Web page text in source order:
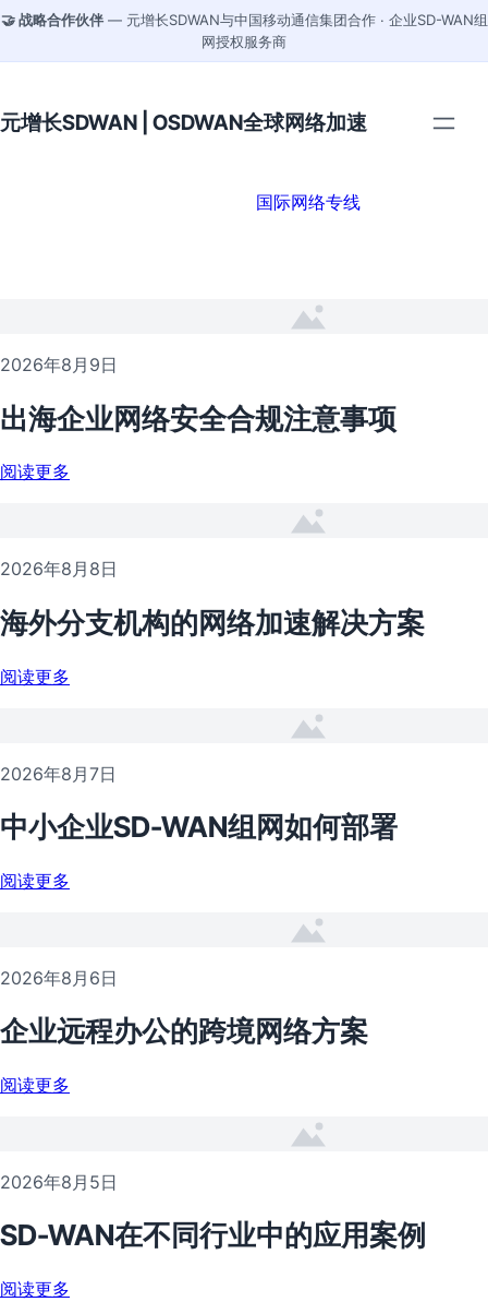
🤝 战略合作伙伴— 元增长SDWAN与中国移动通信集团合作 · 企业SD-WAN组
网授权服务商
元增长SDWAN | OSDWAN全球网络加速
国际网络专线
2026年8月9日
出海企业网络安全合规注意事项
阅读更多
2026年8月8日
海外分支机构的网络加速解决方案
阅读更多
2026年8月7日
中小企业SD-WAN组网如何部署
阅读更多
2026年8月6日
企业远程办公的跨境网络方案
阅读更多
2026年8月5日
SD-WAN在不同行业中的应用案例
阅读更多